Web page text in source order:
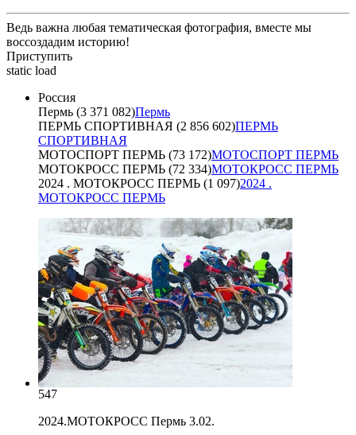
Ведь важна любая тематическая фотография, вместе мы
воссоздадим историю!
Приступить
static load
Россия
Пермь (3 371 082)Пермь
ПЕРМЬ СПОРТИВНАЯ (2 856 602)ПЕРМЬ
СПОРТИВНАЯ
МОТОСПОРТ ПЕРМЬ (73 172)МОТОСПОРТ ПЕРМЬ
МОТОКРОСС ПЕРМЬ (72 334)МОТОКРОСС ПЕРМЬ
2024 . МОТОКРОСС ПЕРМЬ (1 097)2024 .
МОТОКРОСС ПЕРМЬ
547
2024.МОТОКРОСС Пермь 3.02.